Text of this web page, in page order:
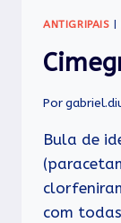
ANTIGRIPAIS
Por
Bula de
com